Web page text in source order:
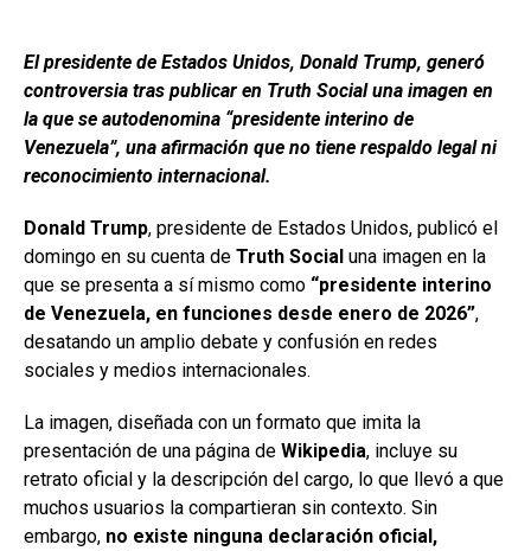
El presidente de Estados Unidos, Donald Trump, generó
controversia tras publicar en Truth Social una imagen en
la que se autodenomina “presidente interino de
Venezuela”, una afirmación que no tiene respaldo legal ni
reconocimiento internacional.
Donald Trump, presidente de Estados Unidos, publicó el
domingo en su cuenta de Truth Social una imagen en la
que se presenta a sí mismo como “presidente interino
de Venezuela, en funciones desde enero de 2026”,
desatando un amplio debate y confusión en redes
sociales y medios internacionales.
La imagen, diseñada con un formato que imita la
presentación de una página de Wikipedia, incluye su
retrato oficial y la descripción del cargo, lo que llevó a que
muchos usuarios la compartieran sin contexto. Sin
embargo, no existe ninguna declaración oficial,